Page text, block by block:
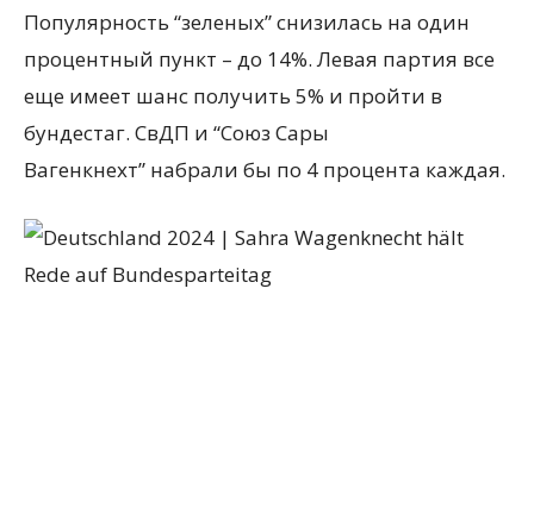
Популярность “зеленых” снизилась на один
процентный пункт – до 14%. Левая партия все
еще имеет шанс получить 5% и пройти в
бундестаг. СвДП и “Союз Сары
Вагенкнехт” набрали бы по 4 процента каждая.